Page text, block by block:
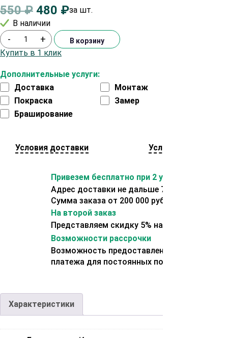
550₽ 480 ₽за шт.
В наличии
Дополнительные услуги:
Доставка
Монтаж
Покраска
Замер
Браширование
- + В корзину
Купить в 1 клик
Условия доставки Условия оплаты
Привезем бесплатно при 2 условиях:
Адрес доставки не дальше 70 км от склада.
Сумма заказа от 200 000 рублей.
На второй заказ
Представляем скидку 5% на второй заказ
Возможности рассрочки
Возможность предоставления отсрочки
платежа для постоянных покупателей.
Характеристики